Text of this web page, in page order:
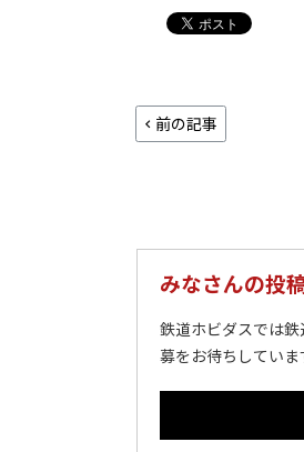
前の記事
みなさんの投
鉄道ホビダスでは
募をお待ちしていま